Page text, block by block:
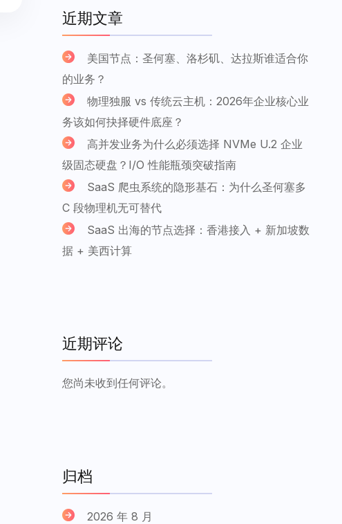
近期文章
美国节点：圣何塞、洛杉矶、达拉斯谁适合你
的业务？
物理独服 vs 传统云主机：2026年企业核心业
务该如何抉择硬件底座？
高并发业务为什么必须选择 NVMe U.2 企业
级固态硬盘？I/O 性能瓶颈突破指南
SaaS 爬虫系统的隐形基石：为什么圣何塞多
C 段物理机无可替代
SaaS 出海的节点选择：香港接入 + 新加坡数
据 + 美西计算
近期评论
您尚未收到任何评论。
归档
2026 年 8 月